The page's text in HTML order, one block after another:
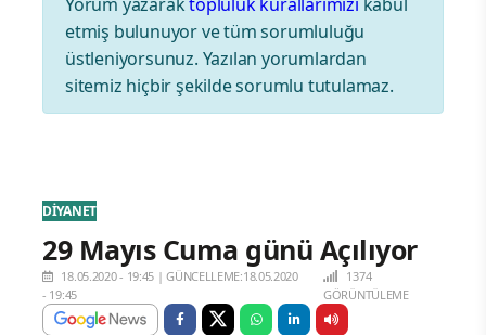
etmiş bulunuyor ve tüm sorumluluğu
üstleniyorsunuz. Yazılan yorumlardan
sitemiz hiçbir şekilde sorumlu tutulamaz.
DİYANET
29 Mayıs Cuma günü Açılıyor
18.05.2020 - 19:45 |GÜNCELLEME:18.05.2020
- 19:45
1374
GÖRÜNTÜLEME